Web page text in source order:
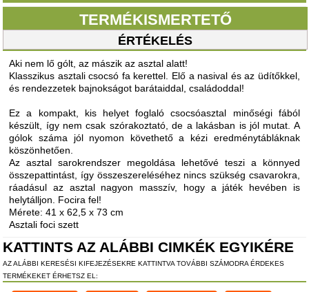
TERMÉKISMERTETŐ
ÉRTÉKELÉS
Aki nem lő gólt, az mászik az asztal alatt!
Klasszikus asztali csocsó fa kerettel. Elő a nasival és az üdítőkkel,
és rendezzetek bajnokságot barátaiddal, családoddal!
Ez a kompakt, kis helyet foglaló csocsóasztal minőségi fából
készült, így nem csak szórakoztató, de a lakásban is jól mutat. A
gólok száma jól nyomon követhető a kézi eredménytábláknak
köszönhetően.
Az asztal sarokrendszer megoldása lehetővé teszi a könnyed
összepattintást, így összeszereléséhez nincs szükség csavarokra,
ráadásul az asztal nagyon masszív, hogy a játék hevében is
helytálljon. Focira fel!
Mérete: 41 x 62,5 x 73 cm
Asztali foci szett
KATTINTS AZ ALÁBBI CIMKÉK EGYIKÉRE
AZ ALÁBBI KERESÉSI KIFEJEZÉSEKRE KATTINTVA TOVÁBBI SZÁMODRA ÉRDEKES
TERMÉKEKET ÉRHETSZ EL: